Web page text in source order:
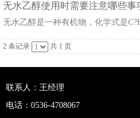
无水乙醇使用时需要注意哪些事
无水乙醇是一种有机物，化学式是
2 条记录 共 1 页
联系人：王经理
电话：0536-4708067